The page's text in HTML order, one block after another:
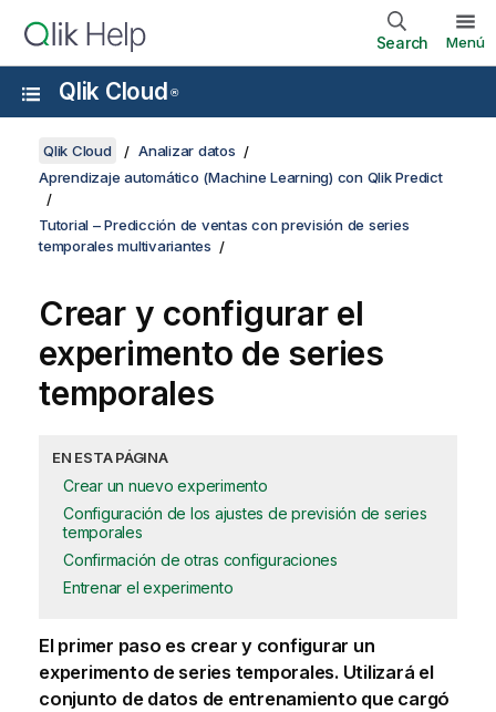
Search Menú
Qlik Cloud ®
Qlik Cloud
Analizar datos
Aprendizaje automático (Machine Learning) con Qlik Predict
Tutorial – Predicción de ventas con previsión de series
temporales multivariantes
Crear y configurar el
experimento de series
temporales
EN ESTA PÁGINA
Crear un nuevo experimento
Configuración de los ajustes de previsión de series
temporales
Confirmación de otras configuraciones
Entrenar el experimento
El primer paso es crear y configurar un
experimento de series temporales. Utilizará el
conjunto de datos de entrenamiento que cargó